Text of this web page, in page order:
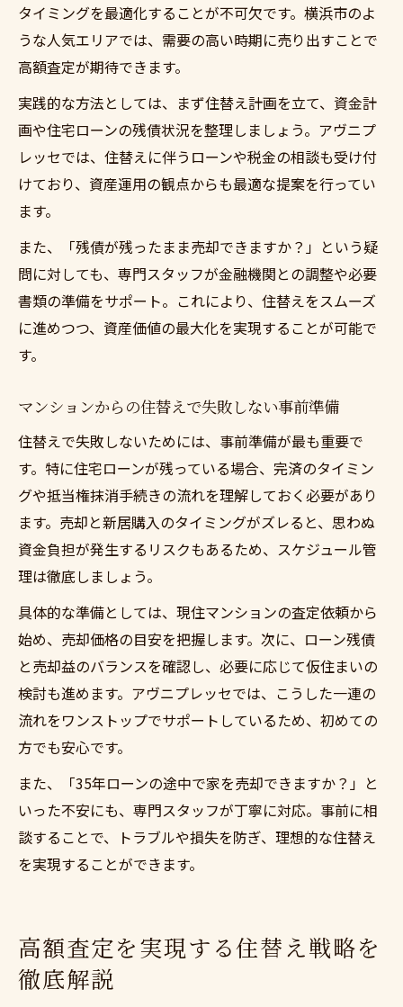
タイミングを最適化することが不可欠です。横浜市のよ
うな人気エリアでは、需要の高い時期に売り出すことで
高額査定が期待できます。
実践的な方法としては、まず住替え計画を立て、資金計
画や住宅ローンの残債状況を整理しましょう。アヴニプ
レッセでは、住替えに伴うローンや税金の相談も受け付
けており、資産運用の観点からも最適な提案を行ってい
ます。
また、「残債が残ったまま売却できますか？」という疑
問に対しても、専門スタッフが金融機関との調整や必要
書類の準備をサポート。これにより、住替えをスムーズ
に進めつつ、資産価値の最大化を実現することが可能で
す。
マンションからの住替えで失敗しない事前準備
住替えで失敗しないためには、事前準備が最も重要で
す。特に住宅ローンが残っている場合、完済のタイミン
グや抵当権抹消手続きの流れを理解しておく必要があり
ます。売却と新居購入のタイミングがズレると、思わぬ
資金負担が発生するリスクもあるため、スケジュール管
理は徹底しましょう。
具体的な準備としては、現住マンションの査定依頼から
始め、売却価格の目安を把握します。次に、ローン残債
と売却益のバランスを確認し、必要に応じて仮住まいの
検討も進めます。アヴニプレッセでは、こうした一連の
流れをワンストップでサポートしているため、初めての
方でも安心です。
また、「35年ローンの途中で家を売却できますか？」と
いった不安にも、専門スタッフが丁寧に対応。事前に相
談することで、トラブルや損失を防ぎ、理想的な住替え
を実現することができます。
高額査定を実現する住替え戦略を
徹底解説